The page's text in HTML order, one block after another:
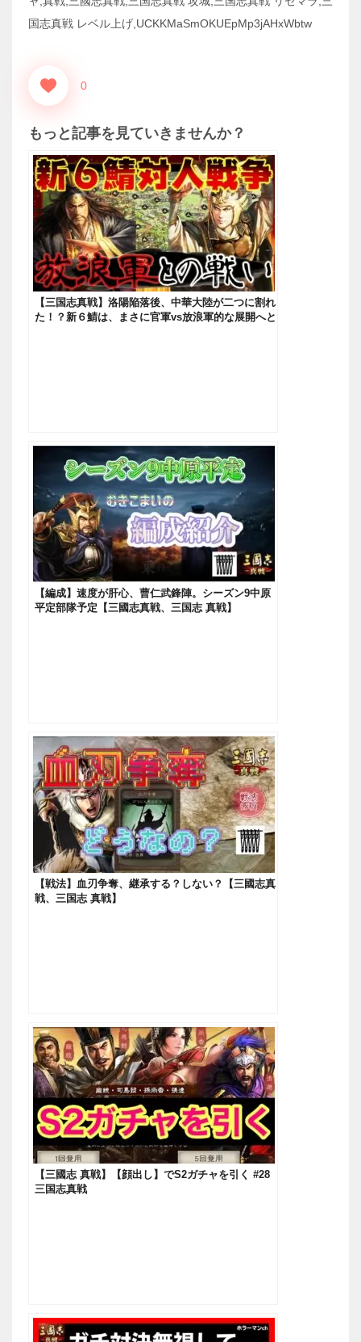
国志真戦 レベル上げ,UCKKMaSmOKUEpMp3jAHxWbtw
0
もっと記事を見ていきませんか？
【三国志真戦】洛陽陥落後、中華大陸が二つに割れ
た！？新６鯖は、まさに官軍vs放浪軍的な展開へと
【編成】速度が肝心、曹仁武鋒陣。シーズン9中原
平定部隊予定【三國志真戦、三国志 真戦】
【戦法】血刃争奪、継承する？しない？【三國志真
戦、三国志 真戦】
【三國志 真戦】【顔出し】でS2ガチャを引く #28
三国志真戦